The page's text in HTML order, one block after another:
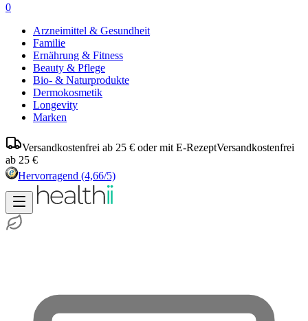
0
Arzneimittel & Gesundheit
Familie
Ernährung & Fitness
Beauty & Pflege
Bio- & Naturprodukte
Dermokosmetik
Longevity
Marken
Versandkostenfrei ab 25 € oder mit E-RezeptVersandkostenfrei
ab 25 €
Hervorragend (4,66/5)